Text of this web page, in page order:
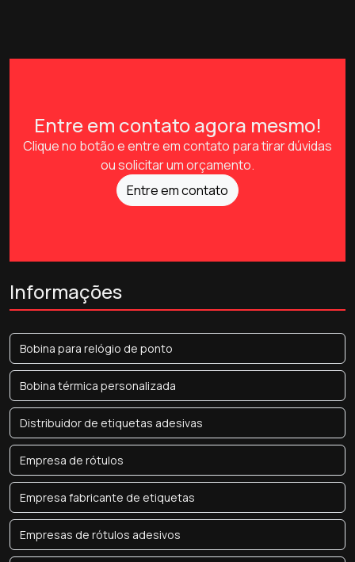
Entre em contato agora mesmo!
Clique no botão e entre em contato para tirar dúvidas
ou solicitar um orçamento.
Entre em contato
Informações
Bobina para relógio de ponto
Bobina térmica personalizada
Distribuidor de etiquetas adesivas
Empresa de rótulos
Empresa fabricante de etiquetas
Empresas de rótulos adesivos